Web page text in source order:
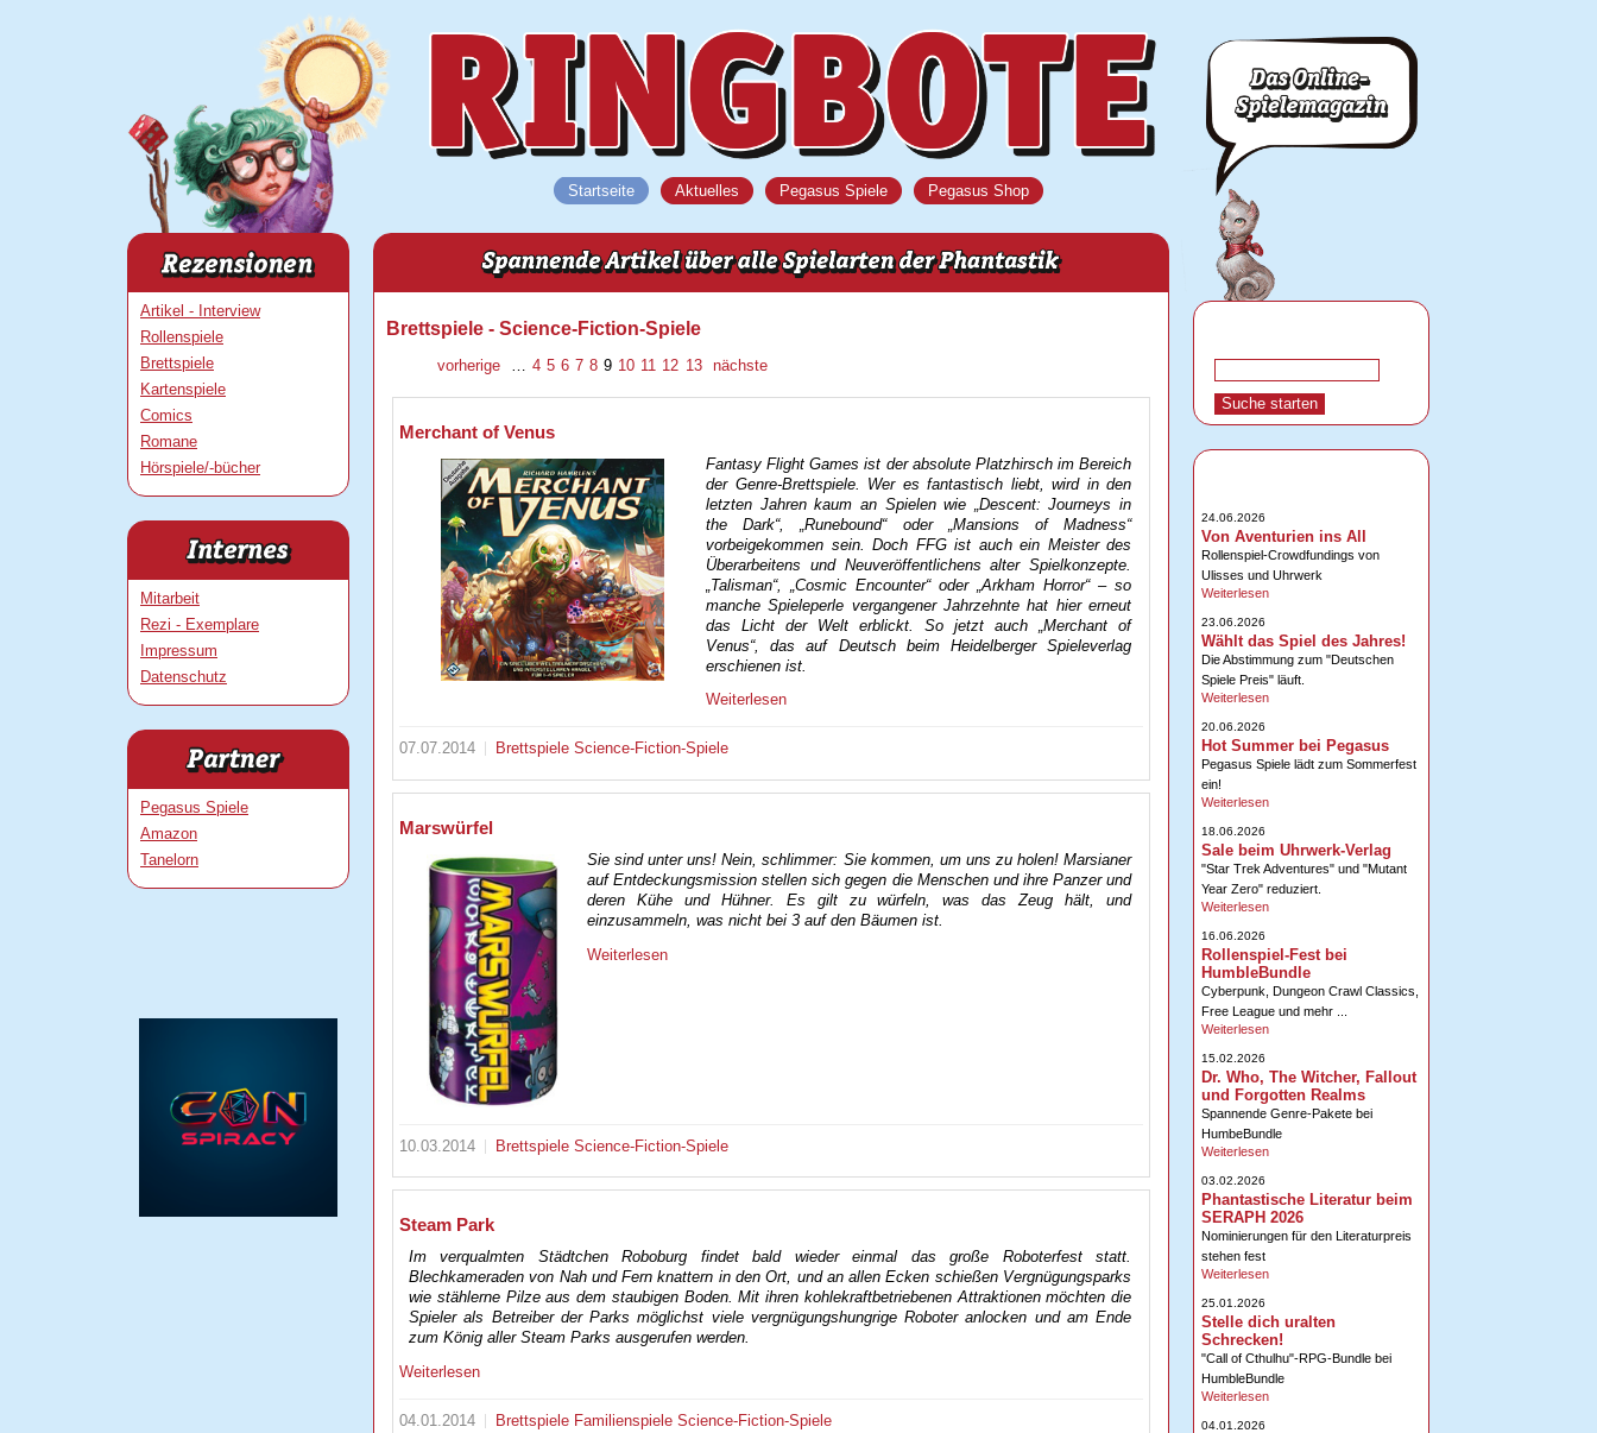
Startseite Aktuelles Pegasus Spiele Pegasus Shop
Artikel - Interview
Rollenspiele
Brettspiele
Kartenspiele
Comics
Romane
Hörspiele/-bücher
Mitarbeit
Rezi - Exemplare
Impressum
Datenschutz
Pegasus Spiele
Amazon
Tanelorn
Brettspiele - Science-Fiction-Spiele
vorherige 4 5 6 7 8 9 10 11 12 13 nächste
Merchant of Venus
Fantasy Flight Games ist der absolute Platzhirsch im Bereich
der Genre-Brettspiele. Wer es fantastisch liebt, wird in den
letzten Jahren kaum an Spielen wie „Descent: Journeys in
the Dark“, „Runebound“ oder „Mansions of Madness“
vorbeigekommen sein. Doch FFG ist auch ein Meister des
Überarbeitens und Neuveröffentlichens alter Spielkonzepte.
„Talisman“, „Cosmic Encounter“ oder „Arkham Horror“ – so
manche Spieleperle vergangener Jahrzehnte hat hier erneut
das Licht der Welt erblickt. So jetzt auch „Merchant of
Venus“, das auf Deutsch beim Heidelberger Spieleverlag
erschienen ist.
Weiterlesen
07.07.2014 Brettspiele Science-Fiction-Spiele
Marswürfel
Sie sind unter uns! Nein, schlimmer: Sie kommen, um uns zu holen! Marsianer
auf Entdeckungsmission stellen sich gegen die Menschen und ihre Panzer und
deren Kühe und Hühner. Es gilt zu würfeln, was das Zeug hält, und
einzusammeln, was nicht bei 3 auf den Bäumen ist.
Weiterlesen
10.03.2014 Brettspiele Science-Fiction-Spiele
Steam Park
Im verqualmten Städtchen Roboburg findet bald wieder einmal das große Roboterfest statt.
Blechkameraden von Nah und Fern knattern in den Ort, und an allen Ecken schießen Vergnügungsparks
wie stählerne Pilze aus dem staubigen Boden. Mit ihren kohlekraftbetriebenen Attraktionen möchten die
Spieler als Betreiber der Parks möglichst viele vergnügungshungrige Roboter anlocken und am Ende
zum König aller Steam Parks ausgerufen werden.
Weiterlesen
04.01.2014 Brettspiele Familienspiele Science-Fiction-Spiele
24.06.2026
Von Aventurien ins All
Rollenspiel-Crowdfundings von
Ulisses und Uhrwerk
Weiterlesen
23.06.2026
Wählt das Spiel des Jahres!
Die Abstimmung zum "Deutschen
Spiele Preis" läuft.
Weiterlesen
20.06.2026
Hot Summer bei Pegasus
Pegasus Spiele lädt zum Sommerfest
ein!
Weiterlesen
18.06.2026
Sale beim Uhrwerk-Verlag
"Star Trek Adventures" und "Mutant
Year Zero" reduziert.
Weiterlesen
16.06.2026
Rollenspiel-Fest bei
HumbleBundle
Cyberpunk, Dungeon Crawl Classics,
Free League und mehr ...
Weiterlesen
15.02.2026
Dr. Who, The Witcher, Fallout
und Forgotten Realms
Spannende Genre-Pakete bei
HumbeBundle
Weiterlesen
03.02.2026
Phantastische Literatur beim
SERAPH 2026
Nominierungen für den Literaturpreis
stehen fest
Weiterlesen
25.01.2026
Stelle dich uralten
Schrecken!
"Call of Cthulhu"-RPG-Bundle bei
HumbleBundle
Weiterlesen
04.01.2026